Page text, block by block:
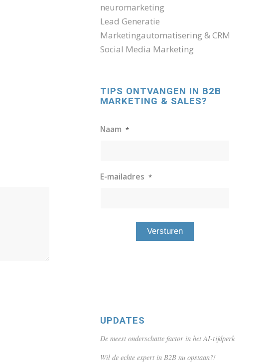
neuromarketing
Lead Generatie
Marketingautomatisering & CRM
Social Media Marketing
TIPS ONTVANGEN IN B2B
MARKETING & SALES?
Naam *
E-mailadres *
UPDATES
De meest onderschatte factor in het AI-tijdperk
Wil de echte expert in B2B nu opstaan?!